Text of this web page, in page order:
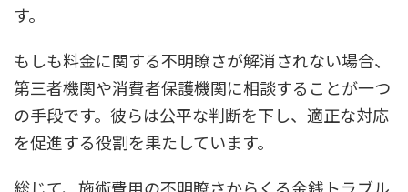
す。
もしも料金に関する不明瞭さが解消されない場合、
第三者機関や消費者保護機関に相談することが一つ
の手段です。彼らは公平な判断を下し、適正な対応
を促進する役割を果たしています。